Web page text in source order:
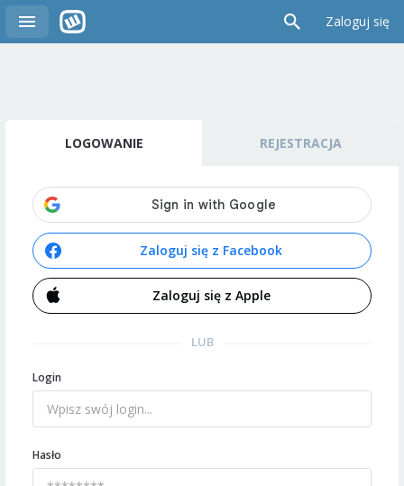
Zaloguj się
LOGOWANIE REJESTRACJA
Zaloguj się z Facebook
Zaloguj się z Apple
LUB
Login
Hasło